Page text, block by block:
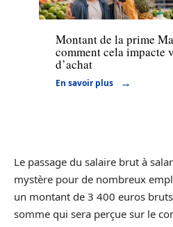
Finance
Montant de la prime
comment cela impacte
d’achat
En savoir plus
Le passage du salaire brut à
mystère pour de nombreux
un montant de 3 400 euros
somme qui sera perçue sur le